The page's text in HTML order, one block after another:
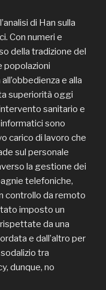
di Han sulla
Con numeri e
della tradizione del
popolazioni
e alla
superiorità oggi
sanitario e
sono
carico di lavoro che
sul personale
la gestione dei
telefoniche,
controllo da remoto
imposto un
da una
e dall’altro per
tra
dunque, no